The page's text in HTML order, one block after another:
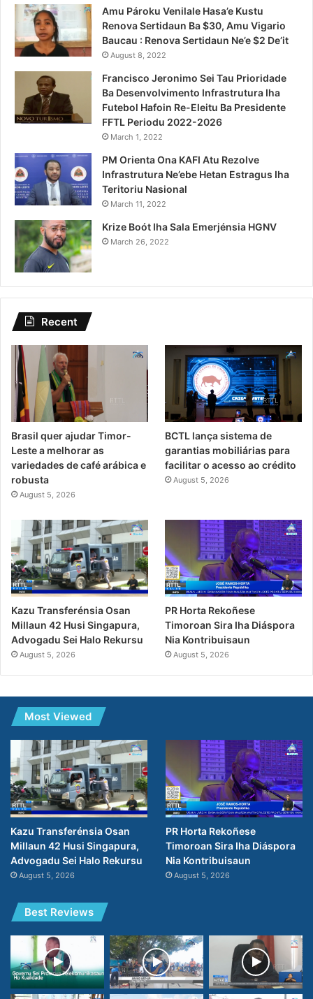
Amu Pároku Venilale Hasa’e Kustu
Renova Sertidaun Ba $30, Amu Vigario
Baucau : Renova Sertidaun Ne’e $2 De’it
August 8, 2022
Francisco Jeronimo Sei Tau Prioridade
Ba Desenvolvimento Infrastrutura Iha
Futebol Hafoin Re-Eleitu Ba Presidente
FFTL Periodu 2022-2026
March 1, 2022
PM Orienta Ona KAFI Atu Rezolve
Infrastrutura Ne’ebe Hetan Estragus Iha
Teritoriu Nasional
March 11, 2022
Krize Boót Iha Sala Emerjénsia HGNV
March 26, 2022
Recent
Brasil quer ajudar Timor-
Leste a melhorar as
variedades de café arábica e
robusta
August 5, 2026
BCTL lança sistema de
garantias mobiliárias para
facilitar o acesso ao crédito
August 5, 2026
Kazu Transferénsia Osan
Millaun 42 Husi Singapura,
Advogadu Sei Halo Rekursu
August 5, 2026
PR Horta Rekoñese
Timoroan Sira Iha Diáspora
Nia Kontribuisaun
August 5, 2026
Most Viewed
Kazu Transferénsia Osan
Millaun 42 Husi Singapura,
Advogadu Sei Halo Rekursu
August 5, 2026
PR Horta Rekoñese
Timoroan Sira Iha Diáspora
Nia Kontribuisaun
August 5, 2026
Best Reviews